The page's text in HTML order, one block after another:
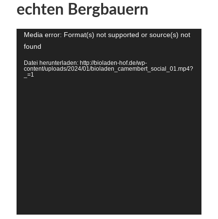
echten Bergbauern
Video-
Player
Media error: Format(s) not supported or source(s) not
found
Datei herunterladen: http://bioladen-hof.de/wp-
content/uploads/2024/01/bioladen_camembert_social_01.mp4?
_=1